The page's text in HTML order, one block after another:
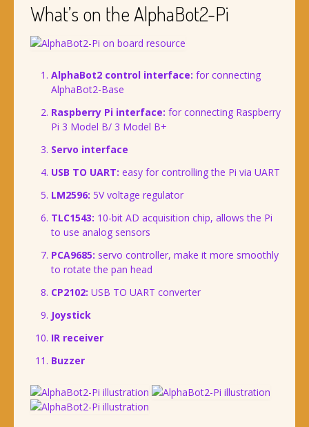
What’s on the AlphaBot2-Pi
AlphaBot2 control interface: for connecting
AlphaBot2-Base
Raspberry Pi interface: for connecting Raspberry
Pi 3 Model B/ 3 Model B+
Servo interface
USB TO UART: easy for controlling the Pi via UART
LM2596: 5V voltage regulator
TLC1543: 10-bit AD acquisition chip, allows the Pi
to use analog sensors
PCA9685: servo controller, make it more smoothly
to rotate the pan head
CP2102: USB TO UART converter
Joystick
IR receiver
Buzzer